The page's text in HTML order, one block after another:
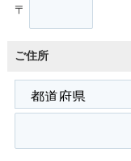
〒
ご住所